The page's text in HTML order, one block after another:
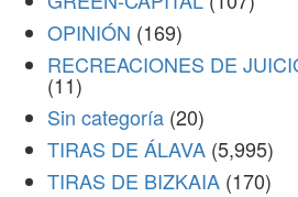
OPINIÓN (169)
RECREACIONES DE
(11)
Sin categoría (20)
TIRAS DE ÁLAVA (5,995)
TIRAS DE BIZKAIA (170)